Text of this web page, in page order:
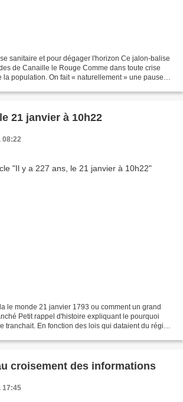
sanitaire et pour dégager l'horizon Ce jalon-balise
de Canaille le Rouge Comme dans toute crise
la population. On fait « naturellement » une pause
21 janvier à 10h22
08:22
le monde 21 janvier 1793 ou comment un grand
Petit rappel d'histoire expliquant le pourquoi
tranchait. En fonction des lois qui dataient du régime
croisement des informations
17:45